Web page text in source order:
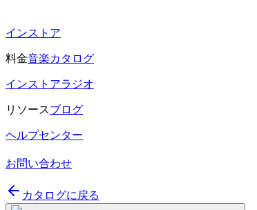
インストア
料金音楽カタログ
インストアラジオ
リソースブログ
ヘルプセンター
お問い合わせ
カタログに戻る